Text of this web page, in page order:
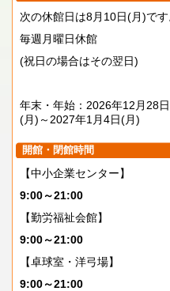
次の休館日は8月10日(月)です
毎週月曜日休館
(祝日の場合はその翌日)
年末・年始：2026年12月28日
(月)～2027年1月4日(月)
開館・閉館時間
【中小企業センター】
9:00～21:00
【勤労福祉会館】
9:00～21:00
【卓球室・洋弓場】
9:00～21:00